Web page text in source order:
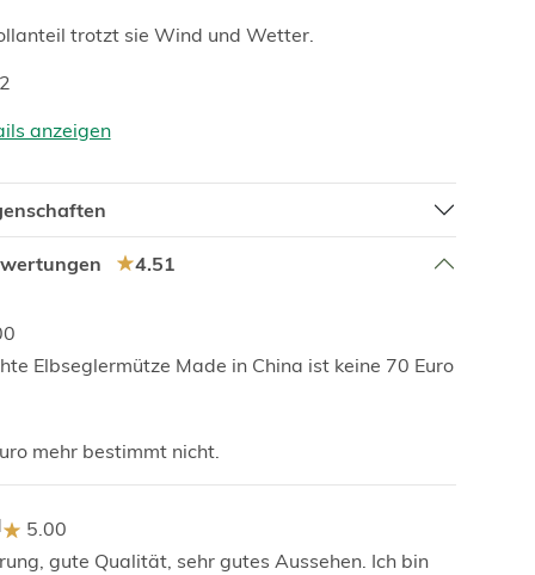
trotzt sie Wind und Wetter.
anzeigen
4.51
Elbseglermütze Made in China ist keine 70 Euro
mehr bestimmt nicht.
5.00
gute Qualität, sehr gutes Aussehen. Ich bin